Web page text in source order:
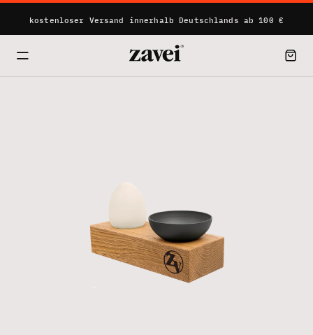
kostenloser Versand innerhalb Deutschlands ab 100 €